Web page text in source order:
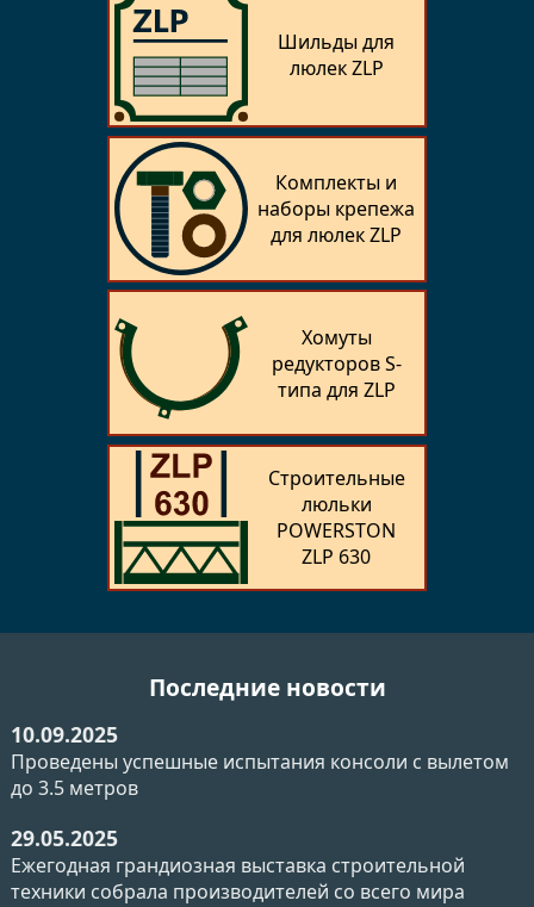
Шильды для
люлек ZLP
Комплекты и
наборы крепежа
для люлек ZLP
Хомуты
редукторов S-
типа для ZLP
Строительные
люльки
POWERSTON
ZLP 630
Последние новости
10.09.2025
Проведены успешные испытания консоли с вылетом
до 3.5 метров
29.05.2025
Ежегодная грандиозная выставка строительной
техники собрала производителей со всего мира